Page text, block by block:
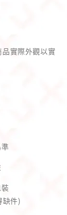
實際外觀以實
缺件)